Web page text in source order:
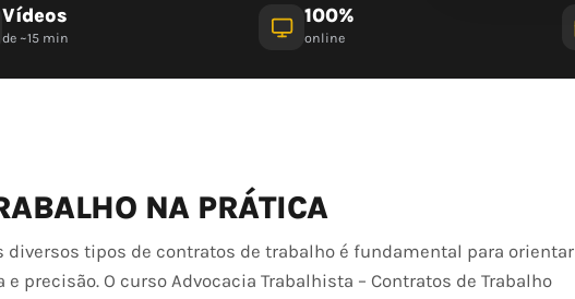
Vídeos
de ~15 min
100%
online
NA PRÁTICA
diversos tipos de contratos de trabalho é fundamental para orientar
precisão. O curso Advocacia Trabalhista – Contratos de Trabalho